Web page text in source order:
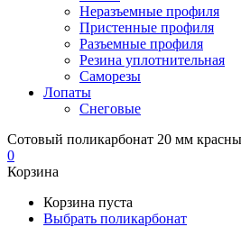
Неразъемные профиля
Пристенные профиля
Разъемные профиля
Резина уплотнительная
Саморезы
Лопаты
Снеговые
Сотовый поликарбонат 20 мм
0
Корзина
Корзина пуста
Выбрать поликарбонат